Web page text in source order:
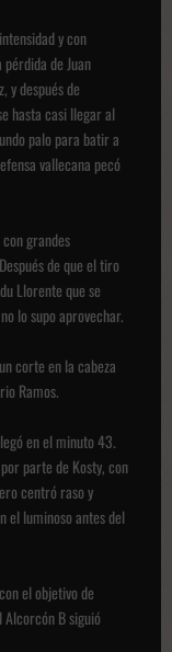
y con
de Juan
y después de
hasta casi llegar al
palo para batir a
vallecana pecó
grandes
de que el tiro
Llorente que se
lo supo aprovechar.
corte en la cabeza
Ramos.
en el minuto 43.
parte de Kosty, con
centró raso y
el luminoso antes del
el objetivo de
B siguió